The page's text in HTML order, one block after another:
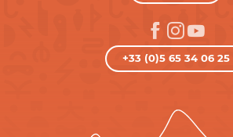
+33 (0)5 65 34 06 25